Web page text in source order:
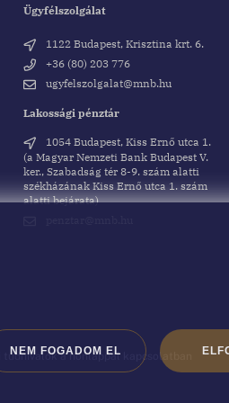
NEM FOGADOM EL
Ügyfélszolgálat
1122 Budapest, Krisztina krt. 6.
+36 (80) 203 776
ugyfelszolgalat@mnb.hu
Lakossági pénztár
1054 Budapest, Kiss Ernő utca 1.
(a Magyar Nemzeti Bank Budapest V.
ker., Szabadság tér 8-9. szám alatti
székházának Kiss Ernő utca 1. szám
alatti bejárata)
a honlappal kapcsolatban